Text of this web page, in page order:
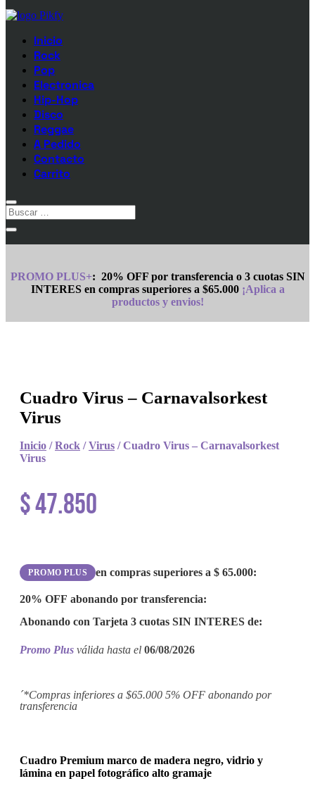
Inicio
Rock
Pop
Electronica
Hip-Hop
Disco
Reggae
A Pedido
Contacto
Carrito
PROMO PLUS+: 20% OFF por transferencia o 3 cuotas SIN
INTERES en compras superiores a $65.000¡Aplica a
productos y envios!
Cuadro Virus – Carnavalsorkest
Virus
Inicio /Rock /Virus / Cuadro Virus – Carnavalsorkest
Virus
$47.850
PROMO PLUS en compras superiores a $ 65.000:
20% OFF abonando por transferencia:
Abonando con Tarjeta 3 cuotas SIN INTERES de:
Promo Plus válida hasta el 06/08/2026
´*Compras inferiores a $65.000 5% OFF abonando por
transferencia
Cuadro Premium marco de madera negro, vidrio y
lámina en papel fotográfico alto gramaje